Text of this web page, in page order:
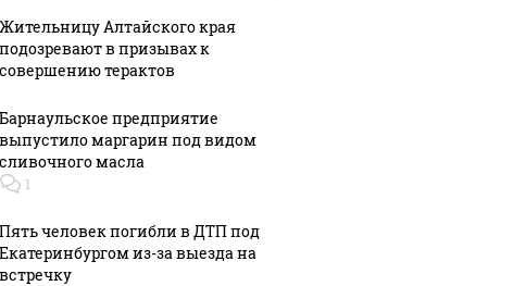
были украдены 18
миллионов рублей
Жительницу Алтайского края
подозревают в призывах к
совершению терактов
Барнаульское предприятие
выпустило маргарин под видом
сливочного масла
1
Пять человек погибли в ДТП под
Екатеринбургом из-за выезда на
встречку